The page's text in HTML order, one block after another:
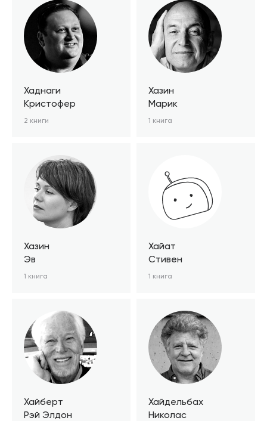
Хаднаги
Кристофер
2 книги
Хазин
Марик
1 книга
Хазин
Эв
1 книга
Хайат
Стивен
1 книга
Хайберт
Рэй Элдон
Хайдельбах
Николас